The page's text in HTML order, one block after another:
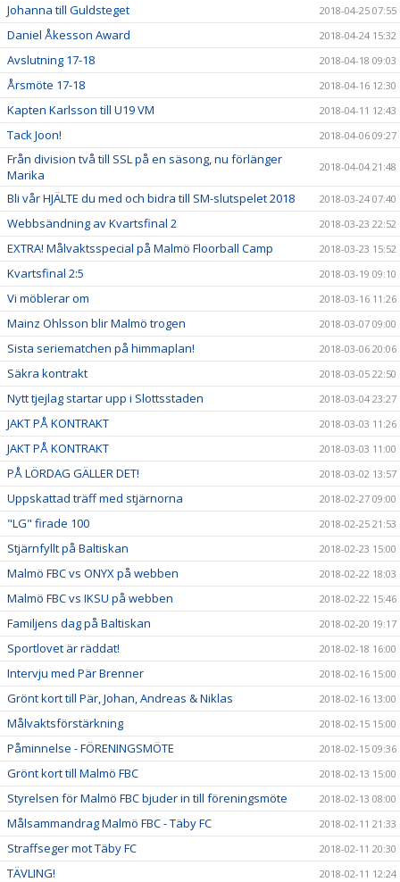
Johanna till Guldsteget 2018-04-25 07:55
Daniel Åkesson Award 2018-04-24 15:32
Avslutning 17-18 2018-04-18 09:03
Årsmöte 17-18 2018-04-16 12:30
Kapten Karlsson till U19 VM 2018-04-11 12:43
Tack Joon! 2018-04-06 09:27
Från division två till SSL på en säsong, nu förlänger
Marika
2018-04-04 21:48
Bli vår HJÄLTE du med och bidra till SM-slutspelet 2018 2018-03-24 07:40
Webbsändning av Kvartsfinal 2 2018-03-23 22:52
EXTRA! Målvaktsspecial på Malmö Floorball Camp 2018-03-23 15:52
Kvartsfinal 2:5 2018-03-19 09:10
Vi möblerar om 2018-03-16 11:26
Mainz Ohlsson blir Malmö trogen 2018-03-07 09:00
Sista seriematchen på himmaplan! 2018-03-06 20:06
Säkra kontrakt 2018-03-05 22:50
Nytt tjejlag startar upp i Slottsstaden 2018-03-04 23:27
JAKT PÅ KONTRAKT 2018-03-03 11:26
JAKT PÅ KONTRAKT 2018-03-03 11:00
PÅ LÖRDAG GÄLLER DET! 2018-03-02 13:57
Uppskattad träff med stjärnorna 2018-02-27 09:00
"LG" firade 100 2018-02-25 21:53
Stjärnfyllt på Baltiskan 2018-02-23 15:00
Malmö FBC vs ONYX på webben 2018-02-22 18:03
Malmö FBC vs IKSU på webben 2018-02-22 15:46
Familjens dag på Baltiskan 2018-02-20 19:17
Sportlovet är räddat! 2018-02-18 16:00
Intervju med Pär Brenner 2018-02-16 15:00
Grönt kort till Pär, Johan, Andreas & Niklas 2018-02-16 13:00
Målvaktsförstärkning 2018-02-15 15:00
Påminnelse - FÖRENINGSMÖTE 2018-02-15 09:36
Grönt kort till Malmö FBC 2018-02-13 15:00
Styrelsen för Malmö FBC bjuder in till föreningsmöte 2018-02-13 08:00
Målsammandrag Malmö FBC - Täby FC 2018-02-11 21:33
Straffseger mot Täby FC 2018-02-11 20:30
TÄVLING! 2018-02-11 12:24